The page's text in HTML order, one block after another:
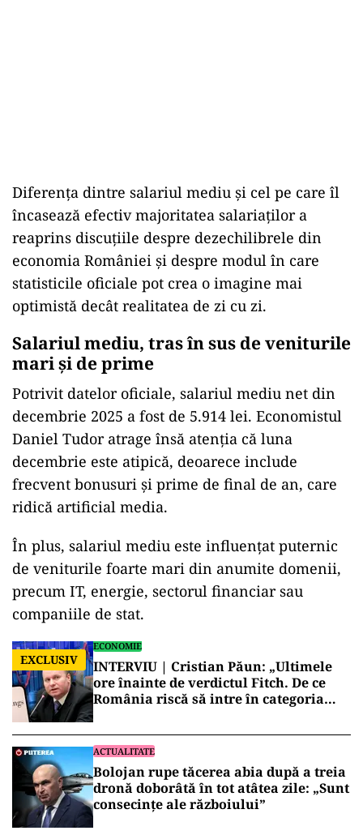
Diferența dintre salariul mediu și cel pe care îl
încasează efectiv majoritatea salariaților a
reaprins discuțiile despre dezechilibrele din
economia României și despre modul în care
statisticile oficiale pot crea o imagine mai
optimistă decât realitatea de zi cu zi.
Salariul mediu, tras în sus de veniturile
mari și de prime
Potrivit datelor oficiale, salariul mediu net din
decembrie 2025 a fost de 5.914 lei. Economistul
Daniel Tudor atrage însă atenția că luna
decembrie este atipică, deoarece include
frecvent bonusuri și prime de final de an, care
ridică artificial media.
În plus, salariul mediu este influențat puternic
de veniturile foarte mari din anumite domenii,
precum IT, energie, sectorul financiar sau
companiile de stat.
EXCLUSIV
ECONOMIE
INTERVIU | Cristian Păun: „Ultimele
ore înainte de verdictul Fitch. De ce
România riscă să intre în categoria
ACTUALITATE
Bolojan rupe tăcerea abia după a treia
dronă doborâtă în tot atâtea zile: „Sunt
consecințe ale războiului”